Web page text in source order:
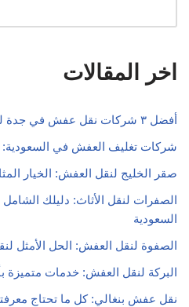
اخر المقالات
أفضل ٣ شركات نقل عفش في جدة لعام ٢٠٢٥ م
شركات تغليف العفش في السعودية:
صقر الخليج لنقل العفش: الخيار
الصفرات لنقل الأثاث: دليلك
السعودية
الصفوة لنقل العفش: الحل الأمثل
البركة لنقل العفش: خدمات متميزة
نقل عفش بنغالي: كل ما تحتاج